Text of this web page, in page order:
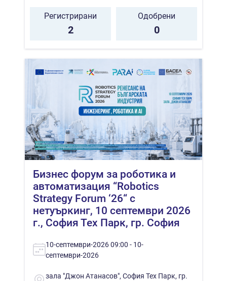
Регистрирани
2
Одобрени
0
Бизнес форум за роботика и
автоматизация “Robotics
Strategy Forum ‘26“ с
нетуъркинг, 10 септември 2026
г., София Тех Парк, гр. София
10-септември-2026 09:00 - 10-
септември-2026
зала "Джон Атанасов", София Тех Парк, гр.